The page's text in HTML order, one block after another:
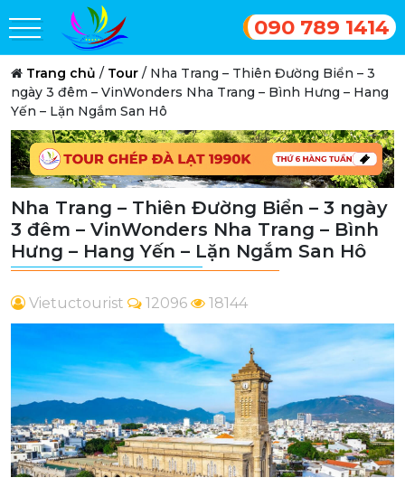
090 789 1414
Trang chủ / Tour / Nha Trang – Thiên Đường Biển – 3
ngày 3 đêm – VinWonders Nha Trang – Bình Hưng – Hang
Yến – Lặn Ngắm San Hô
Nha Trang – Thiên Đường Biển – 3 ngày
3 đêm – VinWonders Nha Trang – Bình
Hưng – Hang Yến – Lặn Ngắm San Hô
Vietuctourist 12096 18144